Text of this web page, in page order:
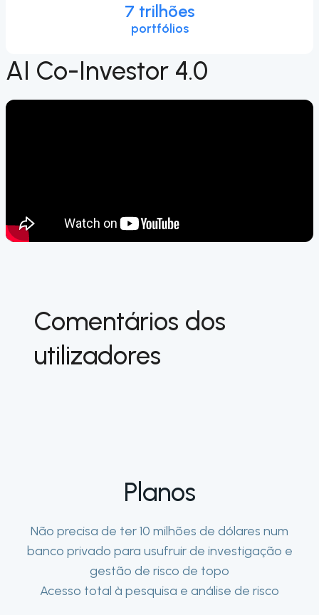
7 trilhões
portfólios
AI Co-Investor 4.0
Comentários dos
utilizadores
Planos
Não precisa de ter 10 milhões de dólares num
banco privado para usufruir de investigação e
gestão de risco de topo
Acesso total à pesquisa e análise de risco